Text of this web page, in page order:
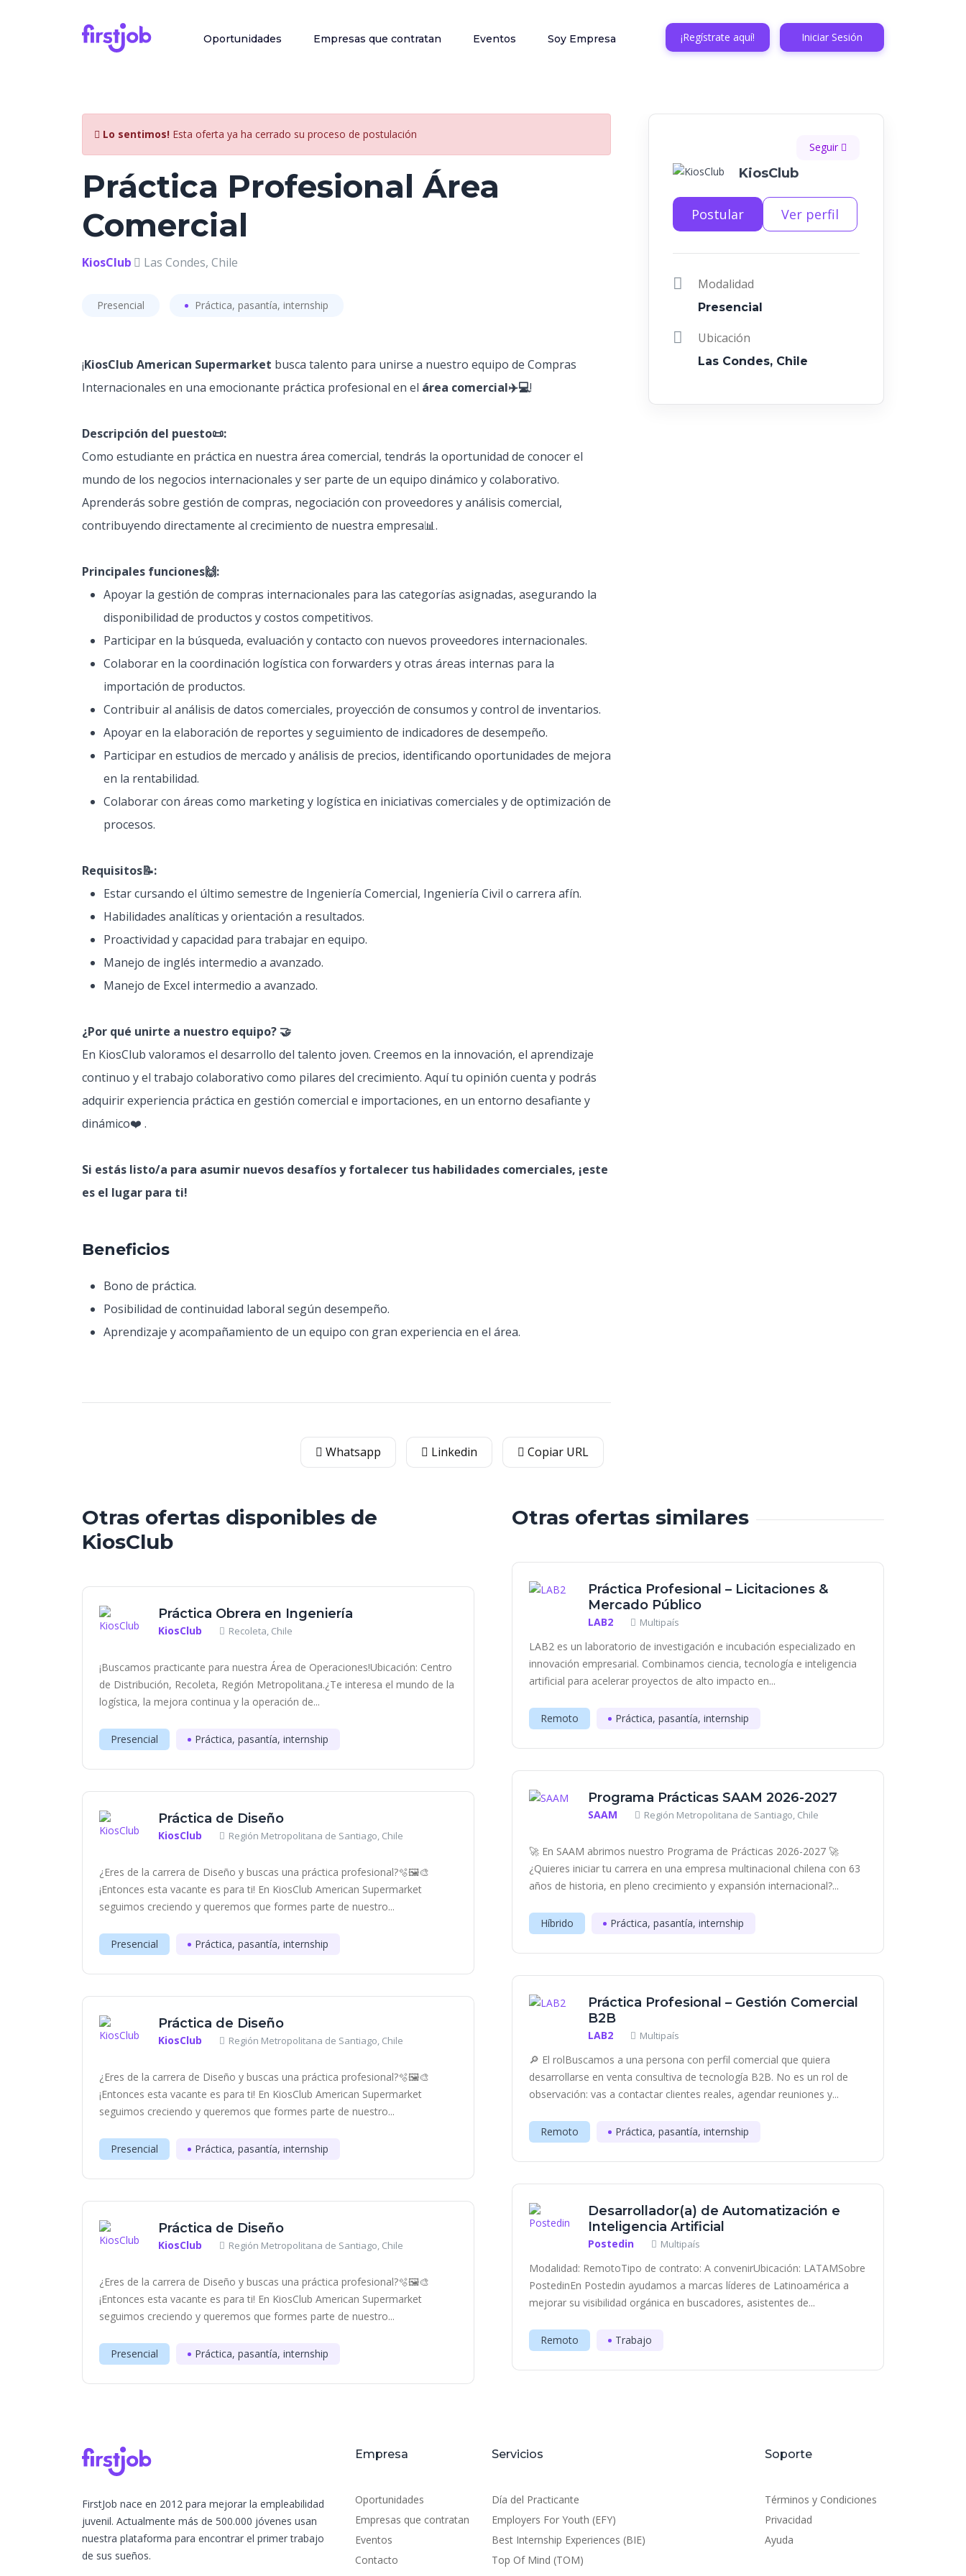
Oportunidades Empresas que contratan Eventos Soy Empresa ¡Regístrate aquí! Iniciar Sesión
Lo sentimos! Esta oferta ya ha cerrado su proceso de postulación
Práctica Profesional Área
Comercial
KiosClub Las Condes, Chile
Presencial Práctica, pasantía, internship
¡KiosClub American Supermarket busca talento para unirse a nuestro equipo de Compras
Internacionales en una emocionante práctica profesional en el área comercial✈️💻!
Descripción del puesto📜:
Como estudiante en práctica en nuestra área comercial, tendrás la oportunidad de conocer el
mundo de los negocios internacionales y ser parte de un equipo dinámico y colaborativo.
Aprenderás sobre gestión de compras, negociación con proveedores y análisis comercial,
contribuyendo directamente al crecimiento de nuestra empresa📊.
Principales funciones🙌​:
Apoyar la gestión de compras internacionales para las categorías asignadas, asegurando la
disponibilidad de productos y costos competitivos.
Participar en la búsqueda, evaluación y contacto con nuevos proveedores internacionales.
Colaborar en la coordinación logística con forwarders y otras áreas internas para la
importación de productos.
Contribuir al análisis de datos comerciales, proyección de consumos y control de inventarios.
Apoyar en la elaboración de reportes y seguimiento de indicadores de desempeño.
Participar en estudios de mercado y análisis de precios, identificando oportunidades de mejora
en la rentabilidad.
Colaborar con áreas como marketing y logística en iniciativas comerciales y de optimización de
procesos.
Requisitos📝​:
Estar cursando el último semestre de Ingeniería Comercial, Ingeniería Civil o carrera afín.
Habilidades analíticas y orientación a resultados.
Proactividad y capacidad para trabajar en equipo.
Manejo de inglés intermedio a avanzado.
Manejo de Excel intermedio a avanzado.
¿Por qué unirte a nuestro equipo? 🤝​
En KiosClub valoramos el desarrollo del talento joven. Creemos en la innovación, el aprendizaje
continuo y el trabajo colaborativo como pilares del crecimiento. Aquí tu opinión cuenta y podrás
adquirir experiencia práctica en gestión comercial e importaciones, en un entorno desafiante y
dinámico❤️ .
Si estás listo/a para asumir nuevos desafíos y fortalecer tus habilidades comerciales, ¡este
es el lugar para ti!
Beneficios
Bono de práctica.
Posibilidad de continuidad laboral según desempeño.
Aprendizaje y acompañamiento de un equipo con gran experiencia en el área.
Whatsapp Linkedin Copiar URL
Seguir
KiosClub
Postular Ver perfil
Modalidad
Presencial
Ubicación
Las Condes, Chile
Otras ofertas disponibles de
KiosClub
Práctica Obrera en Ingeniería
KiosClub Recoleta, Chile
¡Buscamos practicante para nuestra Área de Operaciones!Ubicación: Centro
de Distribución, Recoleta, Región Metropolitana.¿Te interesa el mundo de la
logística, la mejora continua y la operación de...
Presencial Práctica, pasantía, internship
Práctica de Diseño
KiosClub Región Metropolitana de Santiago, Chile
¿Eres de la carrera de Diseño y buscas una práctica profesional?🫧🖼️​🎨
¡Entonces esta vacante es para ti! En KiosClub American Supermarket
seguimos creciendo y queremos que formes parte de nuestro...
Presencial Práctica, pasantía, internship
Práctica de Diseño
KiosClub Región Metropolitana de Santiago, Chile
¿Eres de la carrera de Diseño y buscas una práctica profesional?🫧🖼️​🎨
¡Entonces esta vacante es para ti! En KiosClub American Supermarket
seguimos creciendo y queremos que formes parte de nuestro...
Presencial Práctica, pasantía, internship
Práctica de Diseño
KiosClub Región Metropolitana de Santiago, Chile
¿Eres de la carrera de Diseño y buscas una práctica profesional?🫧🖼️​🎨
¡Entonces esta vacante es para ti! En KiosClub American Supermarket
seguimos creciendo y queremos que formes parte de nuestro...
Presencial Práctica, pasantía, internship
Otras ofertas similares
Práctica Profesional – Licitaciones &
Mercado Público
LAB2 Multipaís
LAB2 es un laboratorio de investigación e incubación especializado en
innovación empresarial. Combinamos ciencia, tecnología e inteligencia
artificial para acelerar proyectos de alto impacto en...
Remoto Práctica, pasantía, internship
Programa Prácticas SAAM 2026-2027
SAAM Región Metropolitana de Santiago, Chile
🚀 En SAAM abrimos nuestro Programa de Prácticas 2026-2027 🚀
¿Quieres iniciar tu carrera en una empresa multinacional chilena con 63
años de historia, en pleno crecimiento y expansión internacional?...
Híbrido Práctica, pasantía, internship
Práctica Profesional – Gestión Comercial
B2B
LAB2 Multipaís
🔎 El rolBuscamos a una persona con perfil comercial que quiera
desarrollarse en venta consultiva de tecnología B2B. No es un rol de
observación: vas a contactar clientes reales, agendar reuniones y...
Remoto Práctica, pasantía, internship
Desarrollador(a) de Automatización e
Inteligencia Artificial
Postedin Multipaís
Modalidad: RemotoTipo de contrato: A convenirUbicación: LATAMSobre
PostedinEn Postedin ayudamos a marcas líderes de Latinoamérica a
mejorar su visibilidad orgánica en buscadores, asistentes de...
Remoto Trabajo
FirstJob nace en 2012 para mejorar la empleabilidad
juvenil. Actualmente más de 500.000 jóvenes usan
nuestra plataforma para encontrar el primer trabajo
de sus sueños.
Empresa
Oportunidades
Empresas que contratan
Eventos
Contacto
Servicios
Día del Practicante
Employers For Youth (EFY)
Best Internship Experiences (BIE)
Top Of Mind (TOM)
Soporte
Términos y Condiciones
Privacidad
Ayuda